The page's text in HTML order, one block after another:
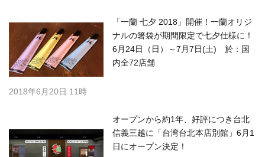
「一蘭 七夕 2018」開催！一蘭オリジ
ナルの箸袋が期間限定で七夕仕様に！
6月24日（日）～7月7日(土) 於：国
内全72店舗
2018年6月20日 11時
オープンから約1年、好評につき台北
信義三越に「台湾台北本店別館」6月1
日にオープン決定！